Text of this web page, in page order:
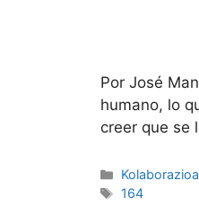
Por José
humano, lo
creer que se
164